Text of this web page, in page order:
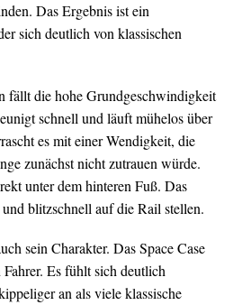
Das Ergebnis ist ein
sich deutlich von klassischen
fällt die hohe Grundgeschwindigkeit
schnell und läuft mühelos über
es mit einer Wendigkeit, die
zunächst nicht zutrauen würde.
unter dem hinteren Fuß. Das
blitzschnell auf die Rail stellen.
sein Charakter. Das Space Case
Es fühlt sich deutlich
an als viele klassische